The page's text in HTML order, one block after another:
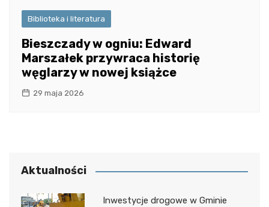
Biblioteka i literatura
Bieszczady w ogniu: Edward
Marszałek przywraca historię
węglarzy w nowej książce
29 maja 2026
Aktualności
Inwestycje drogowe w Gminie